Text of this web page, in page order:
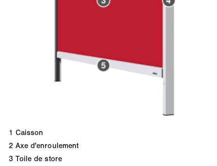
1 Caisson
2 Axe d'enroulement
3 Toile de store